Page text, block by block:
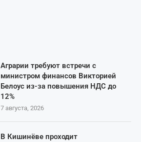
Аграрии требуют встречи с
министром финансов Викторией
Белоус из-за повышения НДС до
12%
7 августа, 2026
В Кишинёве проходит